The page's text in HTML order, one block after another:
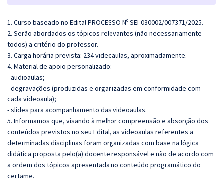
1. Curso baseado no Edital PROCESSO Nº SEI-030002/007371/2025.
2. Serão abordados os tópicos relevantes (não necessariamente
todos) a critério do professor.
3. Carga horária prevista: 234 videoaulas, aproximadamente.
4. Material de apoio personalizado:
- audioaulas;
- degravações (produzidas e organizadas em conformidade com
cada videoaula);
- slides para acompanhamento das videoaulas.
5. Informamos que, visando à melhor compreensão e absorção dos
conteúdos previstos no seu Edital, as videoaulas referentes a
determinadas disciplinas foram organizadas com base na lógica
didática proposta pelo(a) docente responsável e não de acordo com
a ordem dos tópicos apresentada no conteúdo programático do
certame.